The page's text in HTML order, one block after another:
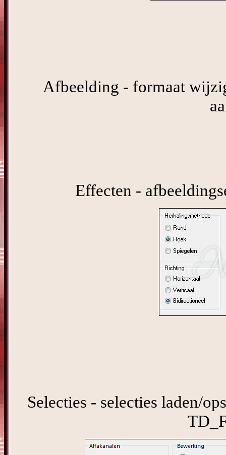
Afbeelding - formaat
Effecten -
Selecties - selecties laden/